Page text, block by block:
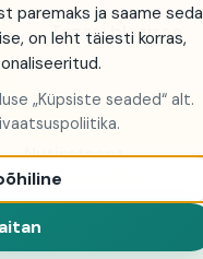
Tagasi blogisse
Nutiretsept
Küpsiste seaded
Kontakt
Privaatsuspoliitika
paremaks ja saame seda
on leht täiesti korras,
„Küpsiste seaded“ alt.